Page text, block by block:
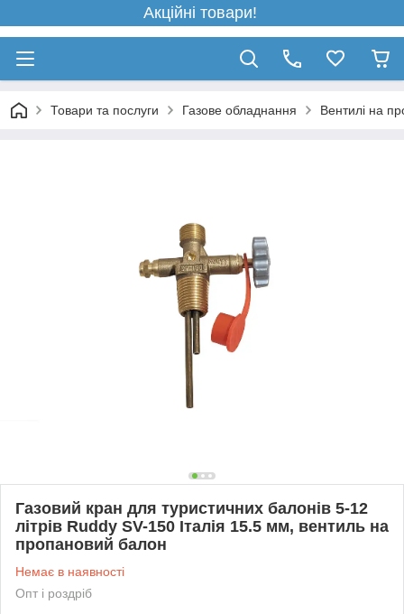
Акційні товари!
Товари та послуги Газове обладнання Вентилі на
Газовий кран для туристичних балонів 5-12
літрів Ruddy SV-150 Італія 15.5 мм, вентиль на
пропановий балон
Немає в наявності
Опт і роздріб